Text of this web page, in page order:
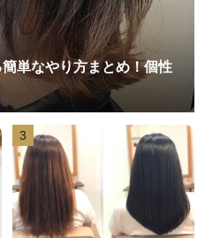
単なやり方まとめ！個性
3